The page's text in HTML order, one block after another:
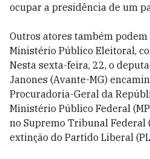
ocupar a presidência de um
Outros atores também
Ministério Público Eleitoral,
Nesta sexta-feira, 22, o
Janones (Avante-MG)
Procuradoria-Geral da
Ministério Público Federal
no Supremo Tribunal Federal
extinção do Partido Liberal